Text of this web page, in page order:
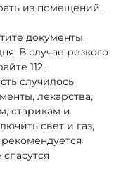
из помещений,
документы,
В случае резкого
112.
случилось
лекарства,
старикам и
свет и газ,